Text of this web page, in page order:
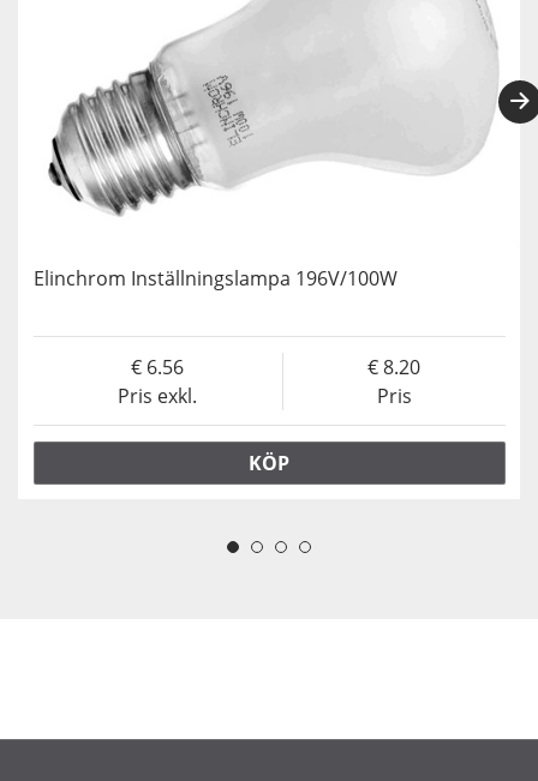
Elinchrom Inställningslampa 196V/100W
Pris exkl.
6.56
Pris
8.20
KÖP